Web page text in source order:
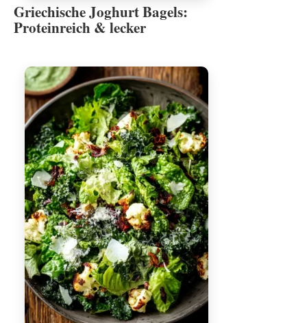
Griechische Joghurt Bagels:
Proteinreich & lecker